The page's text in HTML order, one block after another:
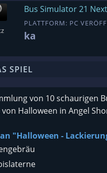
Bus Simulator 21
PLATTFORM: PC
ka
SPIEL
von 10 schaurigen
Halloween in Angel
"Halloween -